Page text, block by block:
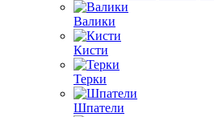
Валики
Кисти
Терки
Шпатели